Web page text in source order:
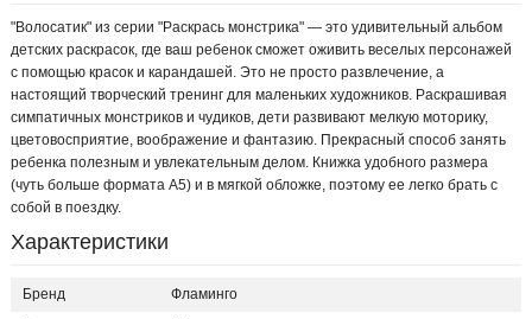
"Волосатик" из серии "Раскрась монстрика" — это удивительный альбом
детских раскрасок, где ваш ребенок сможет оживить веселых персонажей
с помощью красок и карандашей. Это не просто развлечение, а
настоящий творческий тренинг для маленьких художников. Раскрашивая
симпатичных монстриков и чудиков, дети развивают мелкую моторику,
цветовосприятие, воображение и фантазию. Прекрасный способ занять
ребенка полезным и увлекательным делом. Книжка удобного размера
(чуть больше формата А5) и в мягкой обложке, поэтому ее легко брать с
собой в поездку.
Характеристики
Бренд Фламинго